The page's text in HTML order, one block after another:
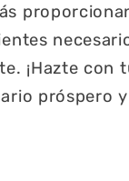
¡Hazte con
próspero